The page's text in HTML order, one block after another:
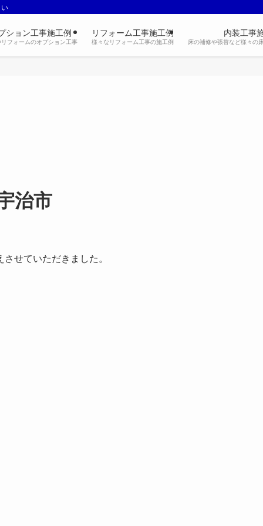
ション工事施工例
フォームのオプション工事
リフォーム工事施工例
様々なリフォーム工事の施工例
内装工事
床の補修や張替など様々の
治市
せていただきました。